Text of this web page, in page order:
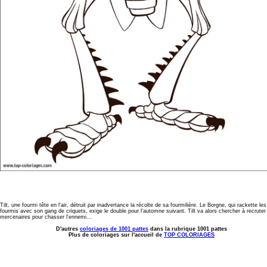
Tilt, une fourmi tête en l'air, détruit par inadvertance la récolte de sa fourmilière. Le Borgne, qui rackette les
fourmis avec son gang de criquets, exige le double pour l'automne suivant. Tilt va alors chercher à recruter
mercenaires pour chasser l'ennemi...
D'autres coloriages de 1001 pattes dans la rubrique 1001 pattes
Plus de coloriages sur l'accueil de TOP COLORIAGES